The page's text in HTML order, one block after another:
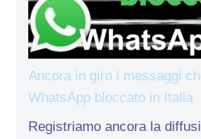
Ancora in giro i messaggi
WhatsApp bloccato in Italia
Registriamo ancora la